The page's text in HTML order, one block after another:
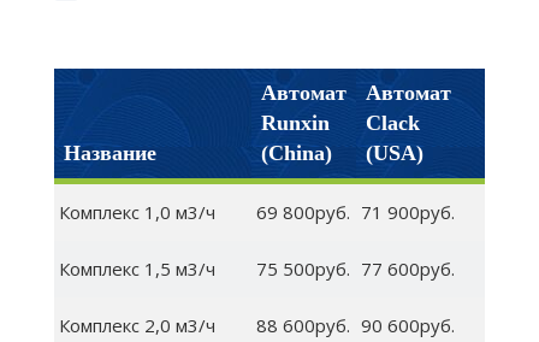
Название
Автомат
Runxin
(China)
Автомат
Clack
(USA)
Комплекс 1,0 м3/ч 69 800руб. 71 900руб.
Комплекс 1,5 м3/ч 75 500руб. 77 600руб.
Комплекс 2,0 м3/ч 88 600руб. 90 600руб.